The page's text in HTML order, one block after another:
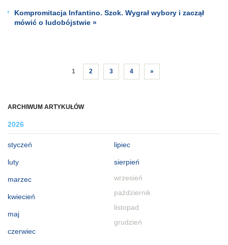
ARCHIWUM ARTYKUŁÓW
2026
styczeń
luty
marzec
kwiecień
maj
czerwiec
lipiec
sierpień
wrzesień
październik
listopad
grudzień
Kompromitacja Infantino. Szok. Wygrał wybory i zaczął
mówić o ludobójstwie »
1 2 3 4 »